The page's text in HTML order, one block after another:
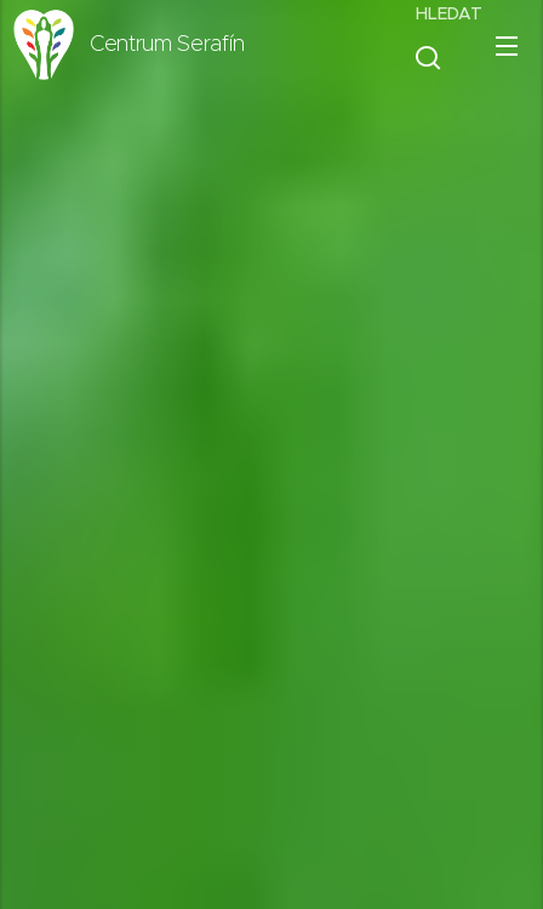
Centrum Serafín
HLEDAT